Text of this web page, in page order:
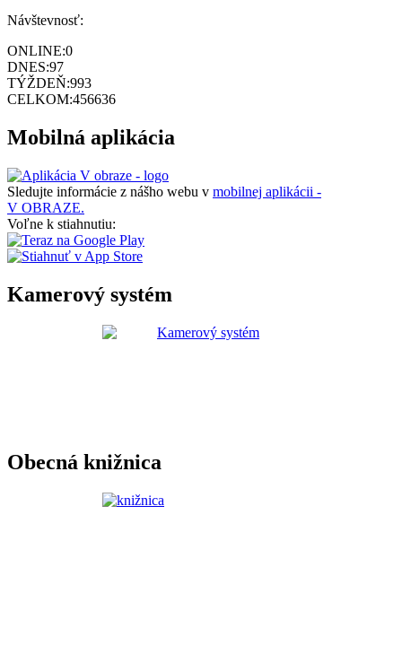
Návštevnosť:
ONLINE:0
DNES:97
TÝŽDEŇ:993
CELKOM:456636
Mobilná aplikácia
Sledujte informácie z nášho webu v mobilnej aplikácii -
V OBRAZE.
Voľne k stiahnutiu:
Kamerový systém
Obecná knižnica